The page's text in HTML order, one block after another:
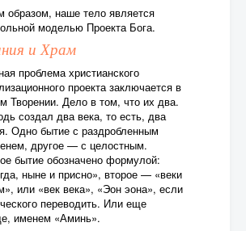
образом, наше тело является
моделью Проекта Бога.
и Храм
проблема христианского
проекта заключается в
Творении. Дело в том, что их два.
создал два века, то есть, два
Одно бытие с раздробленным
другое — с целостным.
бытие обозначено формулой:
ныне и присно», второе — «веки
или «век века», «Эон эона», если
переводить. Или еще
именем «Аминь».